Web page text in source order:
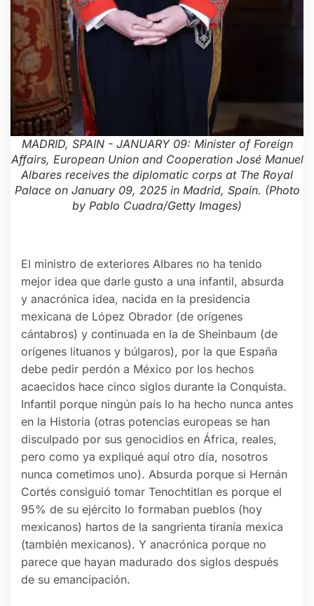
MADRID, SPAIN - JANUARY 09: Minister of Foreign
Affairs, European Union and Cooperation José Manuel
Albares receives the diplomatic corps at The Royal
Palace on January 09, 2025 in Madrid, Spain. (Photo
by Pablo Cuadra/Getty Images)
El ministro de exteriores Albares no ha tenido
mejor idea que darle gusto a una infantil, absurda
y anacrónica idea, nacida en la presidencia
mexicana de López Obrador (de orígenes
cántabros) y continuada en la de Sheinbaum (de
orígenes lituanos y búlgaros), por la que España
debe pedir perdón a México por los hechos
acaecidos hace cinco siglos durante la Conquista.
Infantil porque ningún país lo ha hecho nunca antes
en la Historia (otras potencias europeas se han
disculpado por sus genocidios en África, reales,
pero como ya expliqué aquí otro día, nosotros
nunca cometimos uno). Absurda porque si Hernán
Cortés consiguió tomar Tenochtitlan es porque el
95% de su ejército lo formaban pueblos (hoy
mexicanos) hartos de la sangrienta tiranía mexica
(también mexicanos). Y anacrónica porque no
parece que hayan madurado dos siglos después
de su emancipación.